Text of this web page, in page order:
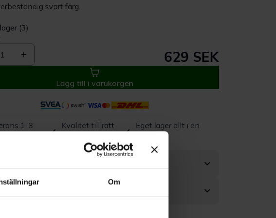
Om
svart färg.
(3)
1 629 SEK
Lägg till i varukorgen
1-3
Kvalitet till rätt
Eget lager allt i en